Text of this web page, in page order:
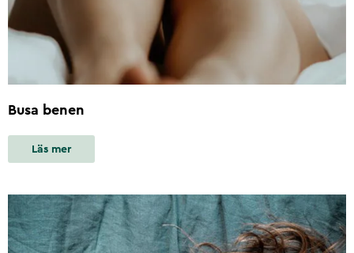
Busa benen
Läs mer